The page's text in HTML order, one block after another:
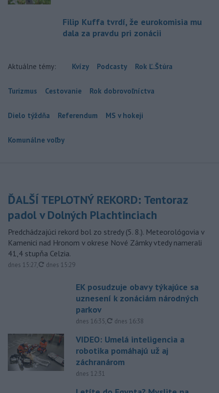
Filip Kuffa tvrdí, že eurokomisia mu
dala za pravdu pri zonácii
Aktuálne témy: Kvízy Podcasty Rok Ľ.Štúra
Turizmus Cestovanie Rok dobrovoľníctva
Dielo týždňa Referendum MS v hokeji
Komunálne voľby
ĎALŠÍ TEPLOTNÝ REKORD: Tentoraz
padol v Dolných Plachtinciach
Predchádzajúci rekord bol zo stredy (5. 8.). Meteorológovia v
Kamenici nad Hronom v okrese Nové Zámky vtedy namerali
41,4 stupňa Celzia.
dnes 15:27, aktualizované
dnes 15:29
EK posudzuje obavy týkajúce sa
uznesení k zonáciám národných
parkov
dnes 16:35, aktualizované
dnes 16:38
VIDEO: Umelá inteligencia a
robotika pomáhajú už aj
záchranárom
dnes 12:31